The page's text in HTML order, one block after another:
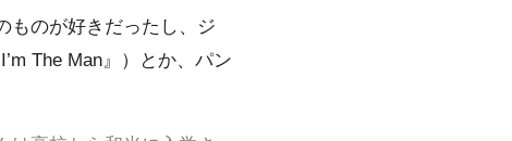
ものが好きだったし、ジ
The Man』）とか、パン